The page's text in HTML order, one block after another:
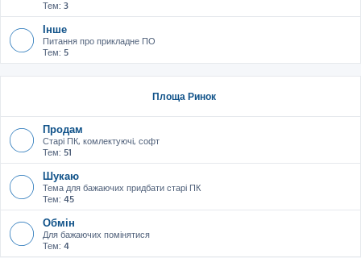
Тем: 3
Інше
Питання про прикладне ПО
Тем: 5
Площа Ринок
Продам
Старі ПК, комлектуючі, софт
Тем: 51
Шукаю
Тема для бажаючих придбати старі ПК
Тем: 45
Обмін
Для бажаючих помінятися
Тем: 4